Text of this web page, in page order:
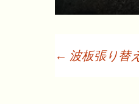
← 波板張り替